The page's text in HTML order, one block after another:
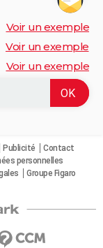
Voir un exemple
Voir un exemple
Voir un exemple
Publicité
Contact
personnelles
Groupe Figaro